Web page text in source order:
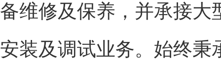
备维修及保养，并承接大
安装及调试业务。始终秉